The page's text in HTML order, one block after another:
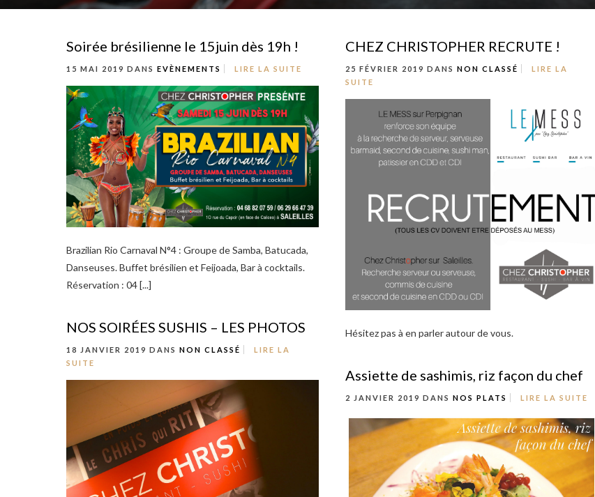
Soirée brésilienne le 15juin dès 19h !
15 MAI 2019 DANS EVÈNEMENTS LIRE LA SUITE
Brazilian Rio Carnaval N°4 : Groupe de Samba, Batucada,
Danseuses. Buffet brésilien et Feijoada, Bar à cocktails.
Réservation : 04 [...]
CHEZ CHRISTOPHER RECRUTE !
25 FÉVRIER 2019 DANS NON CLASSÉ
LIRE LA
SUITE
Hésitez pas à en parler autour de vous.
NOS SOIRÉES SUSHIS – LES PHOTOS
18 JANVIER 2019 DANS NON CLASSÉ
LIRE LA
SUITE
Assiette de sashimis, riz façon du chef
2 JANVIER 2019 DANS NOS PLATS LIRE LA SUITE